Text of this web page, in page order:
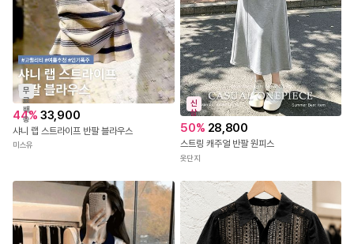
무
료
배
송
44% 33,900
샤니 랩 스트라이프 반팔 블라우스
미스유
신
상
50% 28,800
스트링 캐주얼 반팔 원피스
옷단지